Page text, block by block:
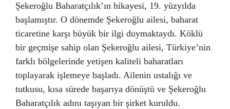
Şekeroğlu Baharatçılık’ın hikayesi, 19. yüzyılda
başlamıştır. O dönemde Şekeroğlu ailesi, baharat
ticaretine karşı büyük bir ilgi duymaktaydı. Köklü
bir geçmişe sahip olan Şekeroğlu ailesi, Türkiye’nin
farklı bölgelerinde yetişen kaliteli baharatları
toplayarak işlemeye başladı. Ailenin ustalığı ve
tutkusu, kısa sürede başarıya dönüştü ve Şekeroğlu
Baharatçılık adını taşıyan bir şirket kuruldu.